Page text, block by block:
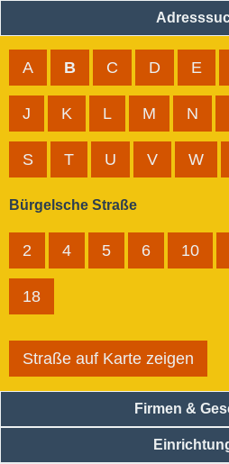
A B C D E
J K L M N
S T U V W
Bürgelsche Straße
2 4 5 6 10
18
Straße auf Karte zeigen
Firmen &